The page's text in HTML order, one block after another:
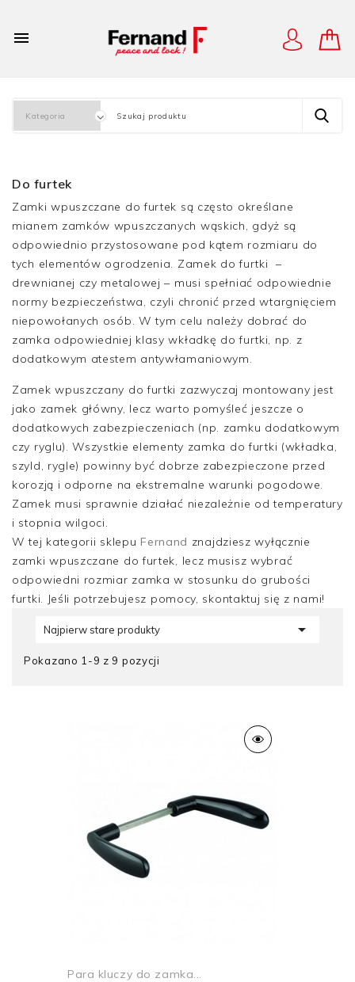

Do furtek
Zamki wpuszczane do furtek są często określane
mianem zamków wpuszczanych wąskich, gdyż są
odpowiednio przystosowane pod kątem rozmiaru do
tych elementów ogrodzenia. Zamek do furtki ­ –
drewnianej czy metalowej – musi spełniać odpowiednie
normy bezpieczeństwa, czyli chronić przed wtargnięciem
niepowołanych osób. W tym celu należy dobrać do
zamka odpowiedniej klasy wkładkę do furtki, np. z
dodatkowym atestem antywłamaniowym.
Zamek wpuszczany do furtki zazwyczaj montowany jest
jako zamek główny, lecz warto pomyśleć jeszcze o
dodatkowych zabezpieczeniach (np. zamku dodatkowym
czy ryglu). Wszystkie elementy zamka do furtki (wkładka,
szyld, rygle) powinny być dobrze zabezpieczone przed
korozją i odporne na ekstremalne warunki pogodowe.
Zamek musi sprawnie działać niezależnie od temperatury
i stopnia wilgoci.
W tej kategorii sklepu Fernand znajdziesz wyłącznie
zamki wpuszczane do furtek, lecz musisz wybrać
odpowiedni rozmiar zamka w stosunku do grubości
furtki. Jeśli potrzebujesz pomocy, skontaktuj się z nami!
Najpierw stare produkty 
Pokazano 1-9 z 9 pozycji
Para kluczy do zamka...